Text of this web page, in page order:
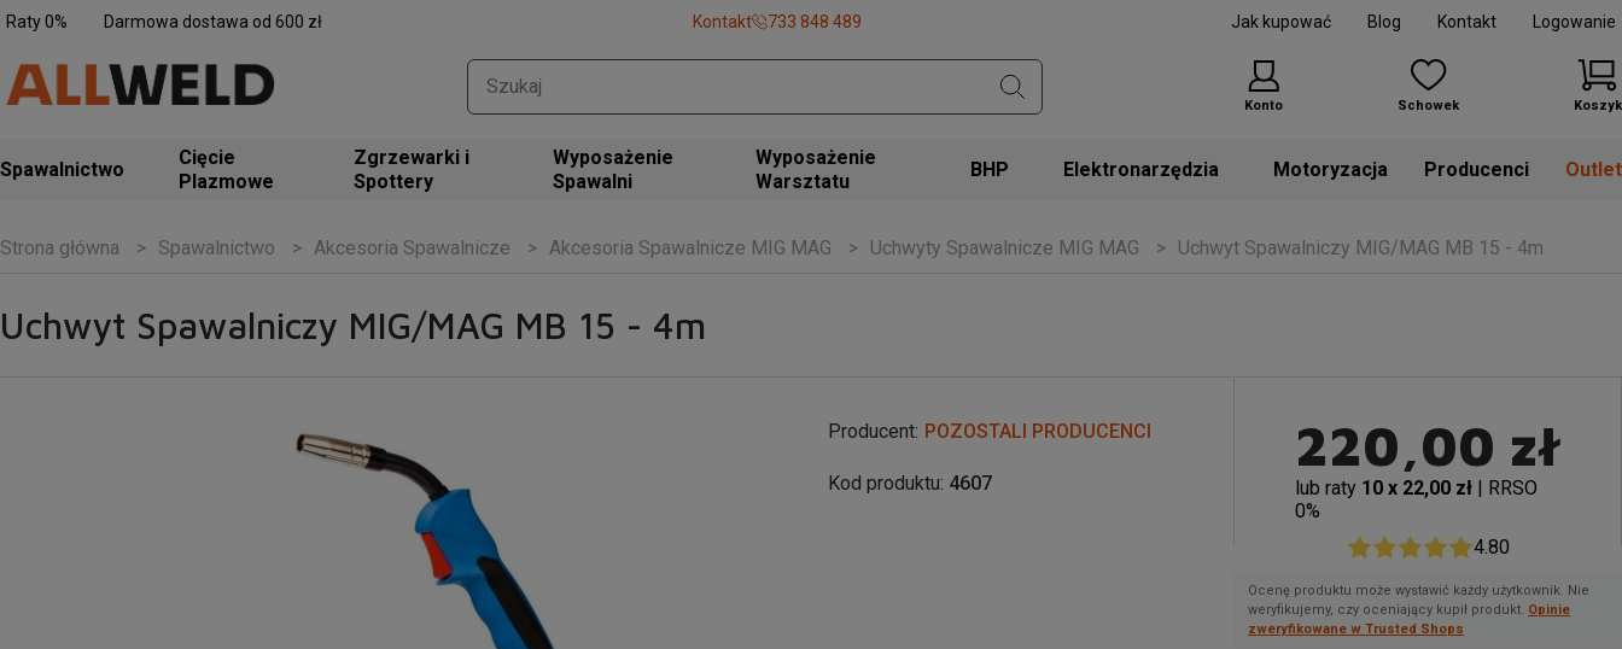
Raty 0% Darmowa dostawa od 600 zł Kontakt 733 848 489 Jak kupować Blog Kontakt Logowanie
Konto Schowek Koszyk
Spawalnictwo
Zgrzewarki i
Spottery
Wyposażenie
Spawalni
Wyposażenie
Warsztatu
BHP Motoryzacja Producenci Outlet
Strona główna Spawalnictwo Akcesoria Spawalnicze Akcesoria Spawalnicze MIG MAG Uchwyty Spawalnicze MIG MAG Uchwyt Spawalniczy MIG/MAG MB 15 - 4m
Uchwyt Spawalniczy MIG/MAG MB 15 - 4m
Producent: POZOSTALI PRODUCENCI
Kod produktu: 4607
220,00 zł
lub raty 10 x 22,00 zł | RRSO
0%
4.80
Ocenę produktu może wystawić każdy użytkownik. Nie
weryfikujemy, czy oceniający kupił produkt. Opinie
zweryfikowane w Trusted Shops